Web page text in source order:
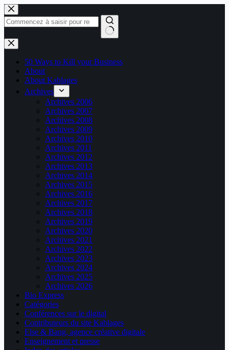
Passer
au
contenu
Aucun
résultat
50 Ways to Kill your Business
About
About Kablages
Archives
Archives 2006
Archives 2007
Archives 2008
Archives 2009
Archives 2010
Archives 2011
Archives 2012
Archives 2013
Archives 2014
Archives 2015
Archives 2016
Archives 2017
Archives 2018
Archives 2019
Archives 2020
Archives 2021
Archives 2022
Archives 2023
Archives 2024
Archives 2025
Archives 2026
Bio Express
Catégories
Conférences sur le digital
Contributeurs du site Kablages
Else & Bang, agence créative digitale
Enseignement et presse